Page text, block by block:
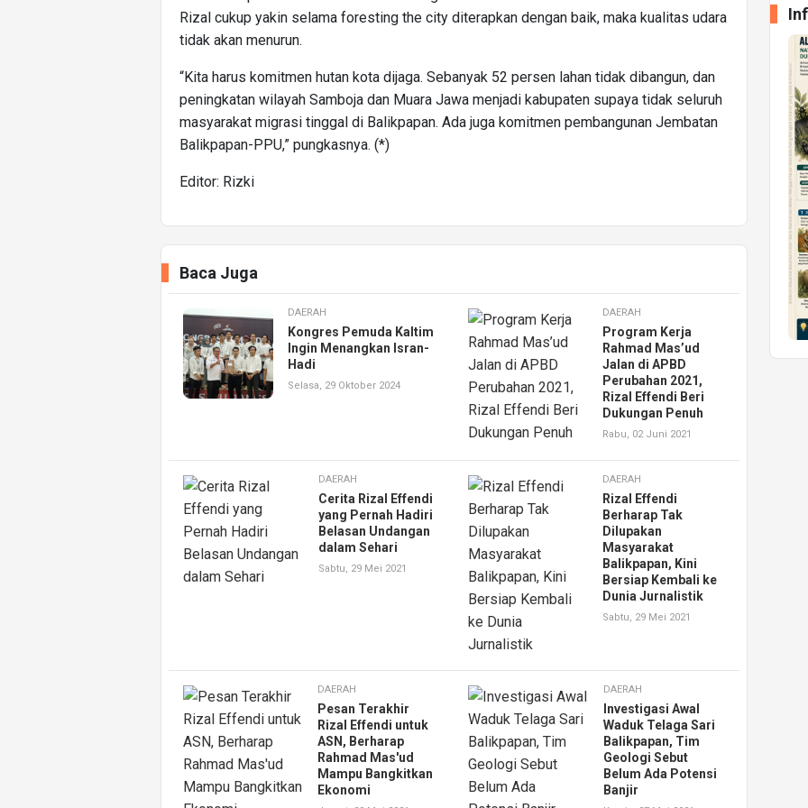
Rizal cukup yakin selama foresting the city diterapkan dengan baik, maka kualitas udara
tidak akan menurun.
“Kita harus komitmen hutan kota dijaga. Sebanyak 52 persen lahan tidak dibangun, dan
peningkatan wilayah Samboja dan Muara Jawa menjadi kabupaten supaya tidak seluruh
masyarakat migrasi tinggal di Balikpapan. Ada juga komitmen pembangunan Jembatan
Balikpapan-PPU,” pungkasnya. (*)
Editor: Rizki
Baca Juga
DAERAH
Kongres Pemuda Kaltim
Ingin Menangkan Isran-
Hadi
Selasa, 29 Oktober 2024
DAERAH
Program Kerja
Rahmad Mas’ud
Jalan di APBD
Perubahan 2021,
Rizal Effendi Beri
Dukungan Penuh
Rabu, 02 Juni 2021
DAERAH
Cerita Rizal Effendi
yang Pernah Hadiri
Belasan Undangan
dalam Sehari
Sabtu, 29 Mei 2021
DAERAH
Rizal Effendi
Berharap Tak
Dilupakan
Masyarakat
Balikpapan, Kini
Bersiap Kembali ke
Dunia Jurnalistik
Sabtu, 29 Mei 2021
DAERAH
Pesan Terakhir
Rizal Effendi untuk
ASN, Berharap
Rahmad Mas'ud
Mampu Bangkitkan
Ekonomi
DAERAH
Investigasi Awal
Waduk Telaga Sari
Balikpapan, Tim
Geologi Sebut
Belum Ada Potensi
Banjir